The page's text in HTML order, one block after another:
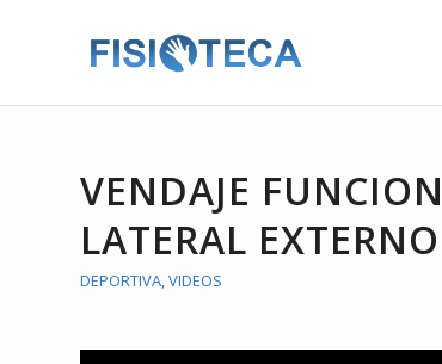
VENDAJE
LATERAL EXTERNO
DEPORTIVA,VIDEOS